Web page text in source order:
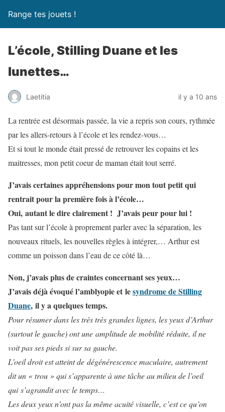
Range tes jouets !
L’école, Stilling Duane et les
lunettes…
Laetitia il y a 10 ans
La rentrée est désormais passée, la vie a repris son cours, rythmée
par les allers-retours à l’école et les rendez-vous…
Et si tout le monde était pressé de retrouver les copains et les
maitresses, mon petit coeur de maman était tout serré.
J’avais certaines appréhensions pour mon tout petit qui
rentrait pour la première fois à l’école…
Oui, autant le dire clairement ! J’avais peur pour lui !
Pas tant sur l’école à proprement parler avec la séparation, les
nouveaux rituels, les nouvelles règles à intégrer,… Arthur est
comme un poisson dans l’eau de ce côté là…
Non, j’avais plus de craintes concernant ses yeux…
J’avais déjà évoqué l’amblyopie et lesyndrome de Stilling
Duane, il y a quelques temps.
Pour résumer dans les très très grandes lignes, les yeux d’Arthur
(surtout le gauche) ont une amplitude de mobilité réduite, il ne
voit pas ses pieds si sur sa gauche.
L’oeil droit est atteint de dégénérescence maculaire, autrement
dit un « trou » qui s’apparente à une tâche au milieu de l’oeil
qui s’agrandit avec le temps…
Les deux yeux n’ont pas la même acuité visuelle, c’est ce qu’on